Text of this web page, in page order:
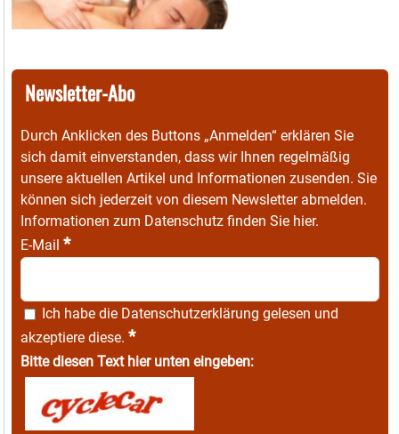
Newsletter-Abo
Durch Anklicken des Buttons „Anmelden“ erklären Sie
sich damit einverstanden, dass wir Ihnen regelmäßig
unsere aktuellen Artikel und Informationen zusenden. Sie
können sich jederzeit von diesem Newsletter abmelden.
Informationen zum Datenschutz finden Sie hier.
E-Mail *
Ich habe die Datenschutzerklärung gelesen und
akzeptiere diese. *
Bitte diesen Text hier unten eingeben: